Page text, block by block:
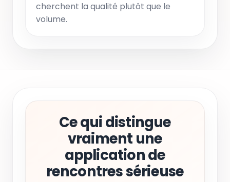
cherchent la qualité plutôt que le
volume.
Ce qui distingue
vraiment une
application de
rencontres sérieuse